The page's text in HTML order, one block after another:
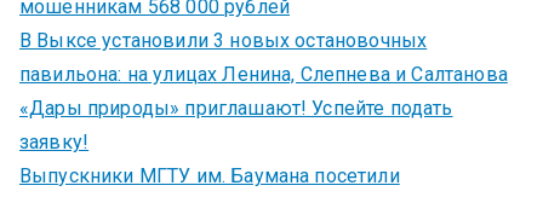
мошенникам 568 000 рублей
В Выксе установили 3 новых остановочных
павильона: на улицах Ленина, Слепнева и Салтанова
«Дары природы» приглашают! Успейте подать
заявку!
Выпускники МГТУ им. Баумана посетили